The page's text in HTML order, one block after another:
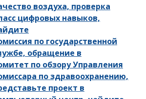
воздуха, проверка
цифровых навыков,
по государственной
обращение в
по обзору Управления
по здравоохранению,
проект в